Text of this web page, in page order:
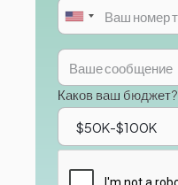
Каков ваш бюджет?